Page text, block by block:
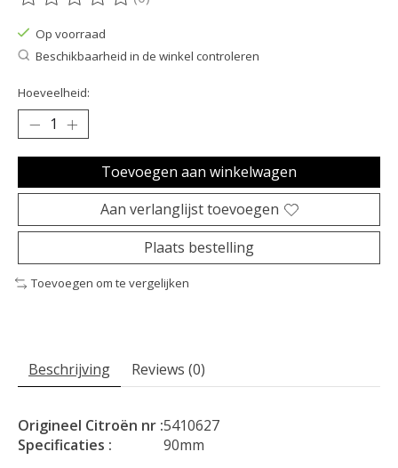
De beoordeling van dit product is
Op voorraad
Beschikbaarheid in de winkel controleren
Hoeveelheid:
Toevoegen aan winkelwagen
Aan verlanglijst toevoegen
Plaats bestelling
Toevoegen om te vergelijken
Beschrijving Reviews (0)
Origineel Citroën nr :5410627
Specificaties :
90mm